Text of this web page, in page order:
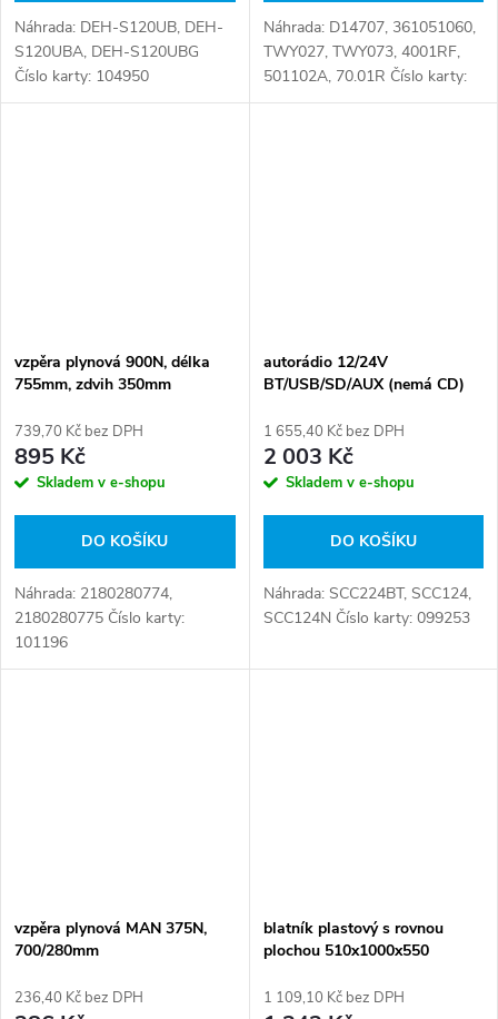
Náhrada: DEH-S120UB, DEH-
S120UBA, DEH-S120UBG
Číslo karty: 104950
Náhrada: D14707, 361051060,
TWY027, TWY073, 4001RF,
501102A, 70.01R Číslo karty:
101274
vzpěra plynová 900N, délka
755mm, zdvih 350mm
739,70 Kč bez DPH
895 Kč
Skladem v e-shopu
DO KOŠÍKU
Náhrada: 2180280774,
2180280775 Číslo karty:
101196
autorádio 12/24V
BT/USB/SD/AUX (nemá CD)
1 655,40 Kč bez DPH
2 003 Kč
Skladem v e-shopu
DO KOŠÍKU
Náhrada: SCC224BT, SCC124,
SCC124N Číslo karty: 099253
vzpěra plynová MAN 375N,
700/280mm
236,40 Kč bez DPH
blatník plastový s rovnou
plochou 510x1000x550
1 109,10 Kč bez DPH